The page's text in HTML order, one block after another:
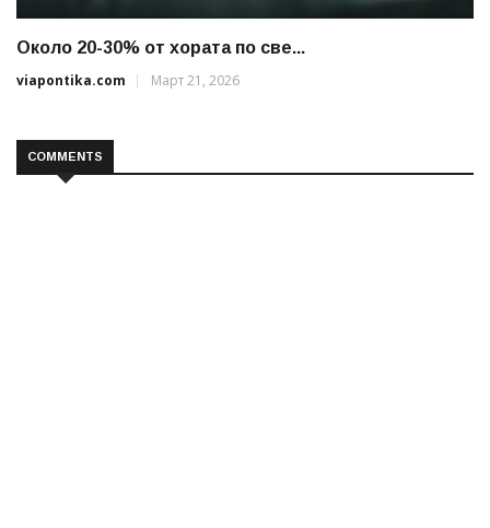
Около 20-30% от хората по све...
viapontika.com
Март 21, 2026
COMMENTS